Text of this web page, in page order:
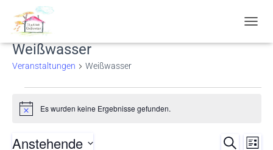
Weißwasser
Veranstaltungen Weißwasser
Veranstaltungen
HinweisEs wurden keine Ergebnisse gefunden.
SUCHE
Anstehende